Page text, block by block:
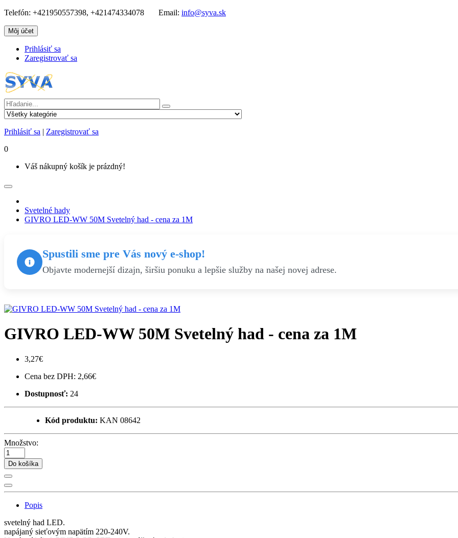
Telefón: +421950557398, +421474334078 Email: info@syva.sk
Môj účet
Prihlásiť sa
Zaregistrovať sa
Prihlásiť sa | Zaregistrovať sa
0
Váš nákupný košík je prázdný!
Svetelné hady
GIVRO LED-WW 50M Svetelný had - cena za 1M
Spustili sme pre Vás nový e-shop!
Objavte modernejší dizajn, širšiu ponuku a lepšie služby na našej novej adrese.
GIVRO LED-WW 50M Svetelný had - cena za 1M
3,27€
Cena bez DPH: 2,66€
Dostupnosť: 24
Kód produktu: KAN 08642
Množstvo:
Do košíka
Popis
svetelný had LED.
napájaný sieťovým napätím 220-240V.